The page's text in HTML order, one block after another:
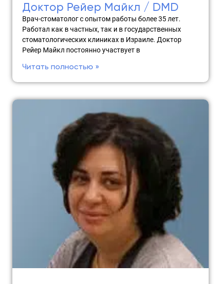
Доктор Рейер Майкл / DMD
Врач-стоматолог с опытом работы более 35 лет.
Работал как в частных, так и в государственных
стоматологических клиниках в Израиле. Доктор
Рейер Майкл постоянно участвует в
Читать полностью »